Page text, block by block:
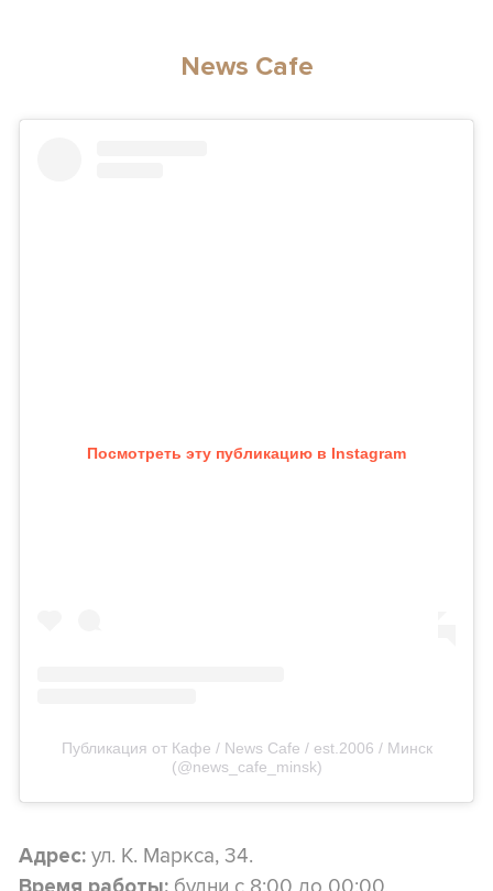
News Cafe
Посмотреть эту публикацию в Instagram
Публикация от Кафе / News Cafe / est.2006 / Минск
(@news_cafe_minsk)
Адрес: ул. К. Маркса, 34.